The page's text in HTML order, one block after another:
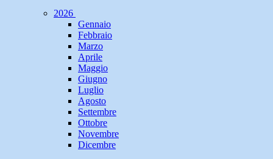
2026
Gennaio
Febbraio
Marzo
Aprile
Maggio
Giugno
Luglio
Agosto
Settembre
Ottobre
Novembre
Dicembre